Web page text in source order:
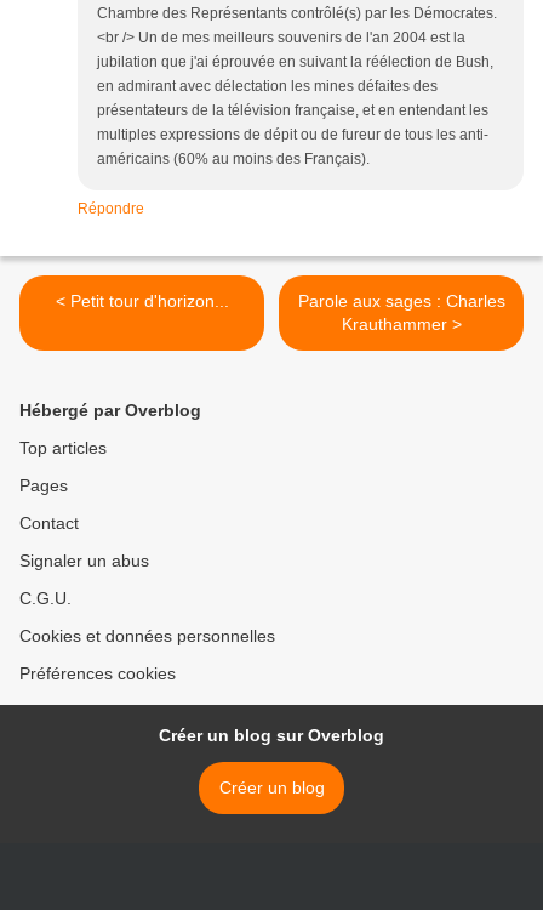
Chambre des Représentants contrôlé(s) par les Démocrates.
<br /> Un de mes meilleurs souvenirs de l'an 2004 est la
jubilation que j'ai éprouvée en suivant la réélection de Bush,
en admirant avec délectation les mines défaites des
présentateurs de la télévision française, et en entendant les
multiples expressions de dépit ou de fureur de tous les anti-
américains (60% au moins des Français).
Répondre
< Petit tour d'horizon...
Parole aux sages : Charles
Krauthammer >
Hébergé par Overblog
Top articles
Pages
Contact
Signaler un abus
C.G.U.
Cookies et données personnelles
Préférences cookies
Créer un blog sur Overblog
Créer un blog